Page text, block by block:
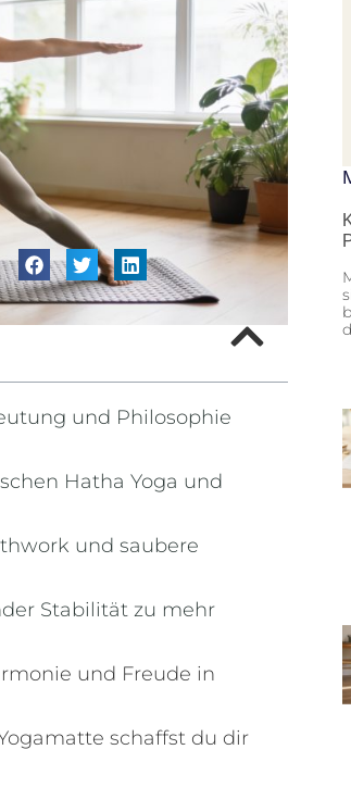
und Philosophie
Hatha Yoga und
und saubere
Stabilität zu mehr
und Freude in
schaffst du dir